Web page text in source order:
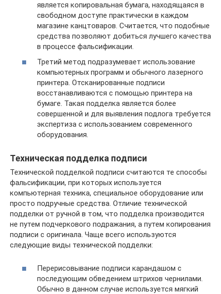
является копировальная бумага, находящаяся в
свободном доступе практически в каждом
магазине канцтоваров. Считается, что подобные
средства позволяют добиться лучшего качества
в процессе фальсификации.
Третий метод подразумевает использование
компьютерных программ и обычного лазерного
принтера. Отсканированные подписи
восстанавливаются с помощью принтера на
бумаге. Такая подделка является более
совершенной и для выявления подлога требуется
экспертиза с использованием современного
оборудования.
Техническая подделка подписи
Технической подделкой подписи считаются те способы
фальсификации, при которых используется
компьютерная техника, специальное оборудование или
просто подручные средства. Отличие технической
подделки от ручной в том, что подделка производится
не путем подчеркового подражания, а путем копирования
подписи с оригинала. Чаще всего используются
следующие виды технической подделки:
Перерисовывание подписи карандашом с
последующим обведением штрихов чернилами.
Обычно в данном случае используется мягкий